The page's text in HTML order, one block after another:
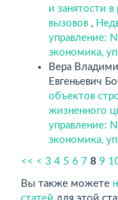
и занятости
вызовов ,
управление:
экономика,
Вера
Евгеньевич
объектов
жизненного
управление:
экономика,
<< < 3 4 5 6 7 8 9
Вы также можете